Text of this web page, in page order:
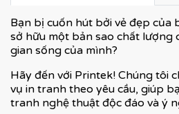
Bạn bị cuốn hút bởi vẻ đẹp của
sở hữu một bản sao chất
gian sống của mình?
Hãy đến với Printek! Chúng tôi
vụ in tranh theo yêu cầu, giúp
tranh nghệ thuật độc đáo và ý